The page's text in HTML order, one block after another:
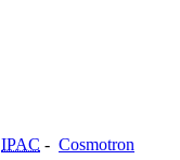
IPAC - Cosmotron